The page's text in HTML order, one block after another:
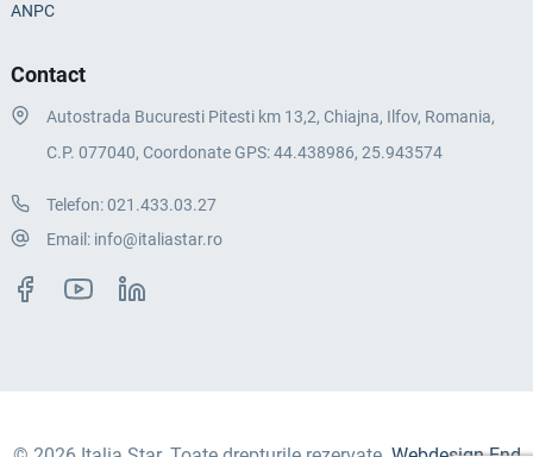
ANPC
Contact
Autostrada Bucuresti Pitesti km 13,2, Chiajna, Ilfov, Romania,
C.P. 077040, Coordonate GPS: 44.438986, 25.943574
Telefon:021.433.03.27
Email: info@italiastar.ro